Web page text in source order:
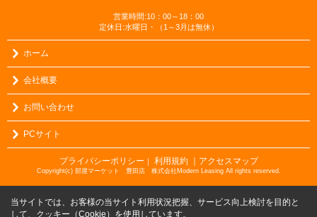
営業時間:10：00～18：00
定休日:水曜日・（1～3月は無休）
ホーム
会社概要
お問い合わせ
PCサイト
プライバシーポリシー 利用規約 ｜アクセスマップ
Copyright(c) 部屋マーケット 豊田店 株式会社Modern Leasing All rights reserved.
当サイトでは、お客様の当サイト利用状況把握、サービス向上検討を目的と
して、クッキー（Cookie）を使用しています。